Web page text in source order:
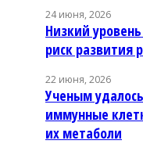
24 июня, 2026
Низкий
риск развития
22 июня, 2026
Ученым
иммунные
их метаболи